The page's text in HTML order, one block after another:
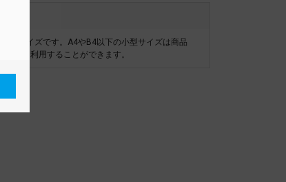
つサイズです。A4やB4以下の小型サイズは商品
ても利用することができます。